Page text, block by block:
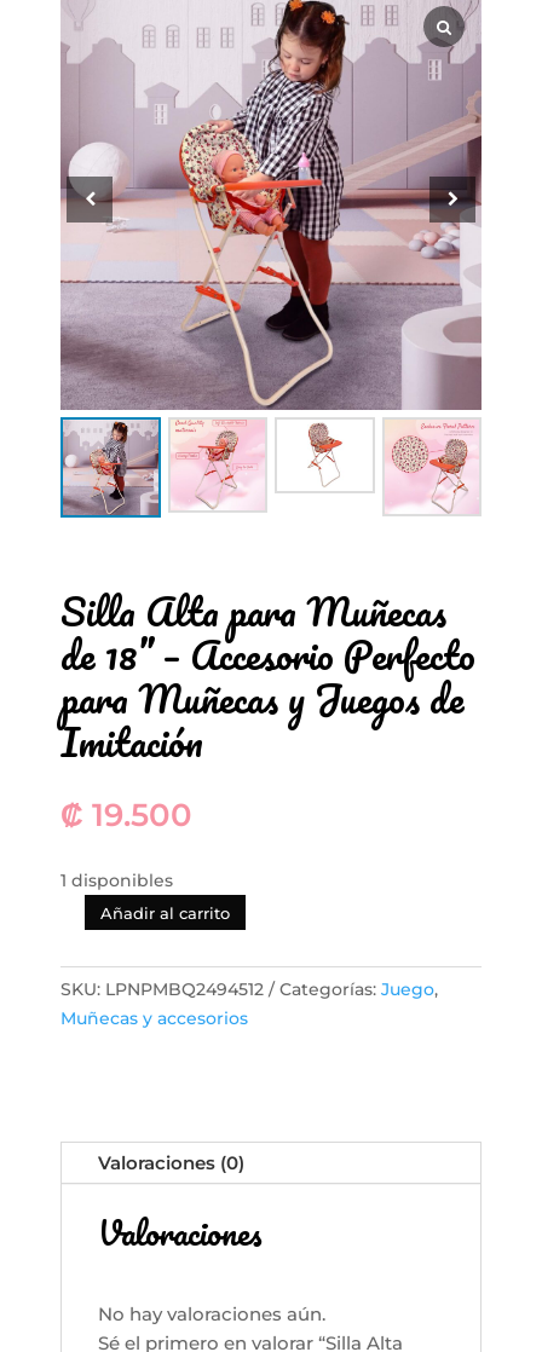
Silla Alta para Muñecas
de 18” – Accesorio Perfecto
para Muñecas y Juegos de
Imitación
₡ 19.500
1 disponibles
Silla
para
Muñecas
Perfecto
para
Muñecas
Imitación
Añadir al carrito
SKU: LPNPMBQ2494512 Categorías: Juego,
Muñecas y accesorios
Valoraciones (0)
Valoraciones
No hay valoraciones aún.
Sé el primero en valorar “Silla Alta